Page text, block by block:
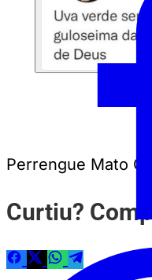
Perrengue Mato
Curtiu?